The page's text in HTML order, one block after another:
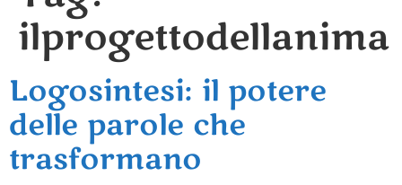
ilprogettodellanima
Logosintesi: il potere
delle parole che
trasformano